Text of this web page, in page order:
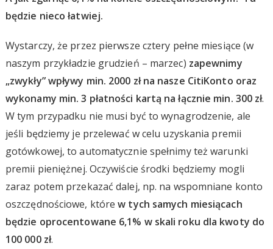
będzie nieco łatwiej.
Wystarczy, że przez pierwsze cztery pełne miesiące (w
naszym przykładzie grudzień – marzec) zapewnimy
„zwykły” wpływy min. 2000 zł na nasze CitiKonto oraz
wykonamy min. 3 płatności kartą na łącznie min. 300 zł.
W tym przypadku nie musi być to wynagrodzenie, ale
jeśli będziemy je przelewać w celu uzyskania premii
gotówkowej, to automatycznie spełnimy też warunki
premii pieniężnej. Oczywiście środki będziemy mogli
zaraz potem przekazać dalej, np. na wspomniane konto
oszczędnościowe, którew tych samych miesiącach
będzie oprocentowane 6,1% w skali roku dla kwoty do
100 000 zł.